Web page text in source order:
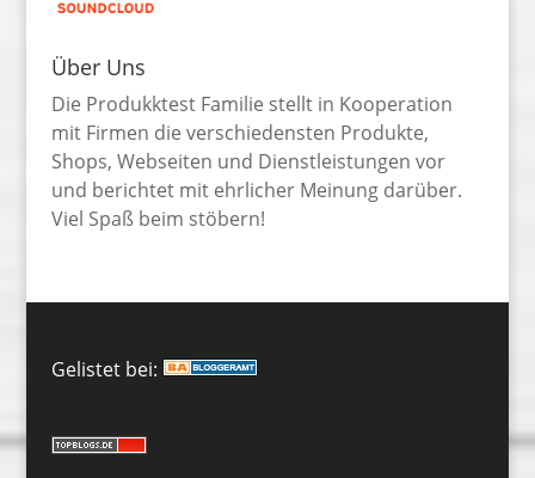
Über Uns
Die Produkktest Familie stellt in Kooperation
mit Firmen die verschiedensten Produkte,
Shops, Webseiten und Dienstleistungen vor
und berichtet mit ehrlicher Meinung darüber.
Viel Spaß beim stöbern!
Gelistet bei: